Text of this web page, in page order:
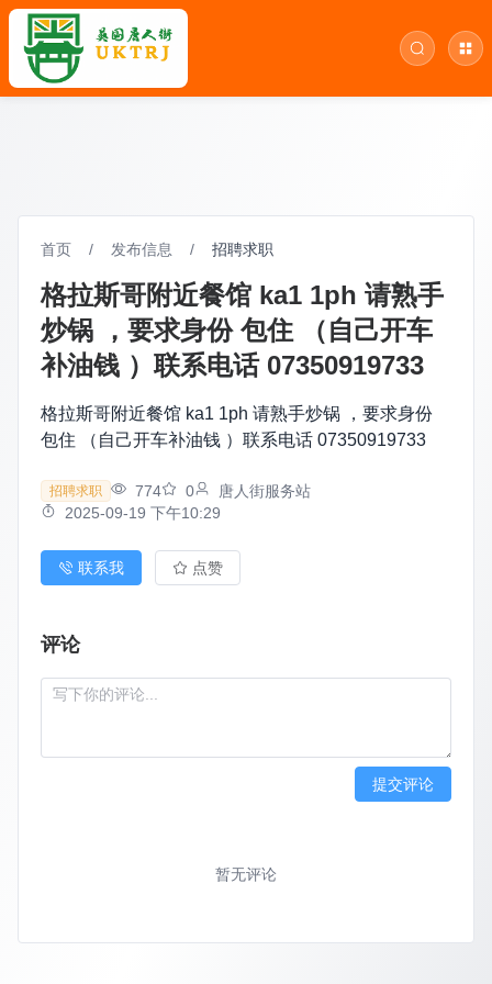
首页 / 发布信息 / 招聘求职
格拉斯哥附近餐馆 ka1 1ph 请熟手
炒锅 ，要求身份 包住 （自己开车
补油钱 ）联系电话 07350919733
格拉斯哥附近餐馆 ka1 1ph 请熟手炒锅 ，要求身份
包住 （自己开车补油钱 ）联系电话 07350919733
招聘求职 774 0
唐人街服务站
2025-09-19 下午10:29
联系我 点赞
评论
提交评论
暂无评论